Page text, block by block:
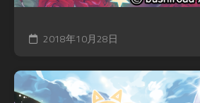
2018年10月28日